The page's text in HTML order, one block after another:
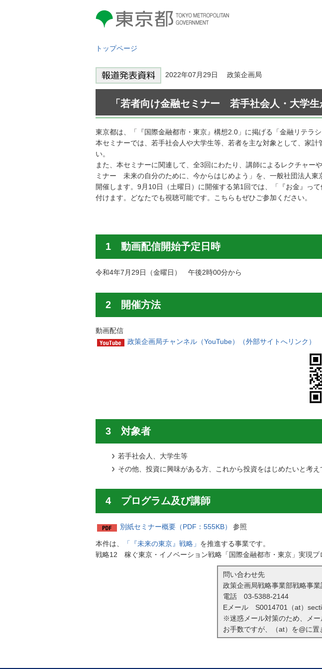
東京都 TOKYO METROPOLITAN
GOVERNMENT
トップページ
2022年07月29日 政策企画局
「若者向け金融セミナー 若手社会人・大学
東京都は、「『国際金融都市・東京』構想2.0」に掲げる「金融リテラ
本セミナーでは、若手社会人や大学生等、若者を主な対象として、家
い。
また、本セミナーに関連して、全3回にわたり、講師によるレクチャ
ミナー 未来の自分のために、今からはじめよう」を、一般社団法人
開催します。9月10日（土曜日）に開催する第1回では、「『お金』っ
付けます。どなたでも視聴可能です。こちらもぜひご参加ください。
1 動画配信開始予定日時
令和4年7月29日（金曜日） 午後2時00分から
2 開催方法
動画配信
政策企画局チャンネル（YouTube）（外部サイトへリンク）
3 対象者
若手社会人、大学生等
その他、投資に興味がある方、これから投資をはじめたいと考え
4 プログラム及び講師
別紙セミナー概要（PDF：555KB） 参照
本件は、 「『未来の東京』戦略」 を推進する事業です。
戦略12 稼ぐ東京・イノベーション戦略「国際金融都市・東京」実現プ
問い合わせ先
政策企画局戦略事業部戦略事業
電話 03-5388-2144
Eメール S0014701（at）
※迷惑メール対策のため、メー
お手数ですが、（at）を@に置